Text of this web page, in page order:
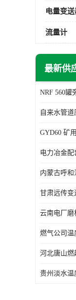
电量变送
流量计
最新供
NRF 560罐
GYD60 矿
云南电厂磨
燃气公司温
贵州淡水温